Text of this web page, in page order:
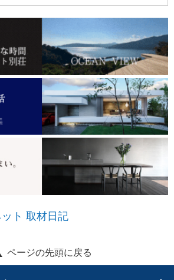
ト 取材日記
ページの先頭に戻る